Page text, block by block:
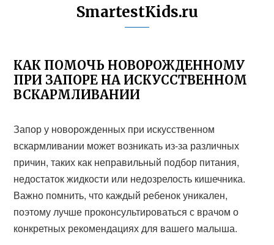
SmartestKids.ru
КАК ПОМОЧЬ НОВОРОЖДЕННОМУ
ПРИ ЗАПОРЕ НА ИСКУССТВЕННОМ
ВСКАРМЛИВАНИИ
Запор у новорожденных при искусственном
вскармливании может возникать из-за различных
причин, таких как неправильный подбор питания,
недостаток жидкости или недозрелость кишечника.
Важно помнить, что каждый ребенок уникален,
поэтому лучше проконсультироваться с врачом о
конкретных рекомендациях для вашего малыша.